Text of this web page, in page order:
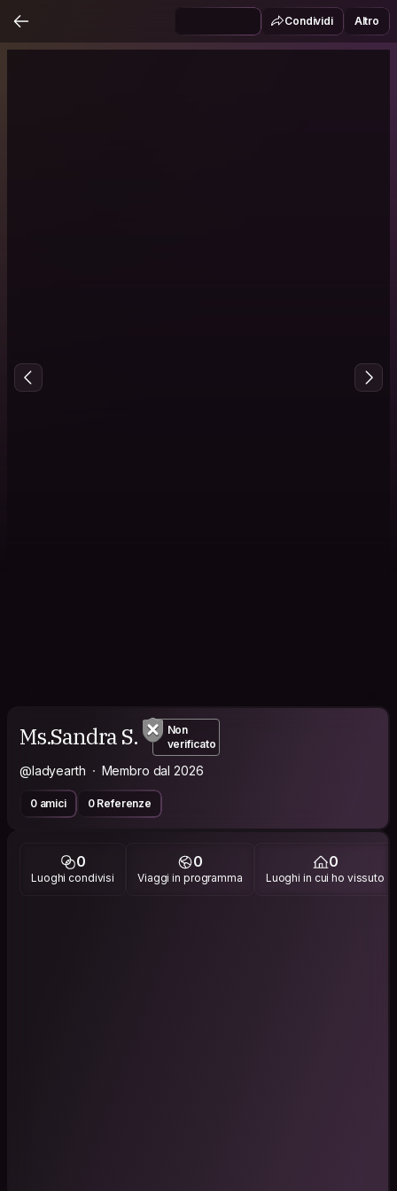
Condividi Altro
Ms.Sandra S.
Non
verificato
@ladyearth Membro dal 2026
0 amici 0 Referenze
0
Luoghi condivisi
0
Viaggi in programma
0
Luoghi in cui ho vissuto